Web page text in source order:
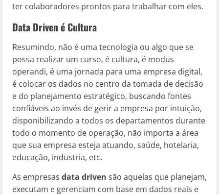
ter colaboradores prontos para trabalhar com eles.
Data Driven é Cultura
Resumindo, não é uma tecnologia ou algo que se
possa realizar um curso, é cultura, é modus
operandi, é uma jornada para uma empresa digital,
é colocar os dados no centro da tomada de decisão
e do planejamento estratégico, buscando fontes
confiáveis ao invés de gerir a empresa por intuição,
disponibilizando a todos os departamentos durante
todo o momento de operação, não importa a área
que sua empresa esteja atuando, saúde, hotelaria,
educação, industria, etc.
As empresas data driven são aquelas que planejam,
executam e gerenciam com base em dados reais e